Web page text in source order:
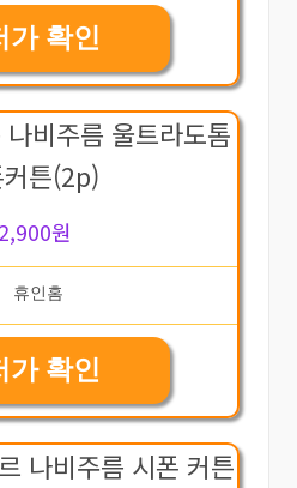
가 확인
비주름 울트라도톰
튼(2p)
원
가 확인
나비주름 시폰 커튼